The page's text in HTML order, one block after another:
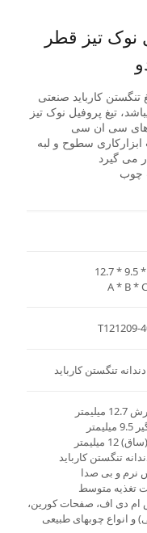
نوک تیز قطر
تنگستن کارباید صنعتی
تیغ پروفیل نوک تیز
سی ان سی
سطوح و لبه
می گیرد
چوب
12.7 * 9.5
A * B * C
T121209-
تنگستن کارباید
میلیمتر
تنگستن کارباید
و بی صدا
تغذیه متوسط
دی اف، صفحات کورین،
و انواع چوبهای طبیعی